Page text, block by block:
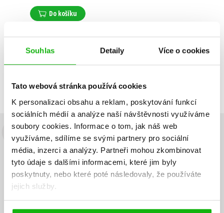
Souhlas Detaily Více o cookies
Tato webová stránka používá cookies
K personalizaci obsahu a reklam, poskytování funkcí
sociálních médií a analýze naší návštěvnosti využíváme
soubory cookies. Informace o tom, jak náš web
využíváme, sdílíme se svými partnery pro sociální
média, inzerci a analýzy. Partneři mohou zkombinovat
tyto údaje s dalšími informacemi, které jim byly
poskytnuty, nebo které poté následovaly, že používáte
jejich služby.
Do košíku
Zobrazuji 1 až 1 z celkem 1 záznamů
Předchozí 1 Další
Budete to vědět jako první!
Zajímá Vás, jaký knižní hit právě vychází, na jaké zboží je výhodná
sleva, jaká běží soutěž o ceny? Přihlášením k odběru našich e-
mailových novineksouhlasíte se zpracováním osobních údajů.
mailová
adresa
mailová
adresa
Vaše e-mailová adresa Přihlásit se